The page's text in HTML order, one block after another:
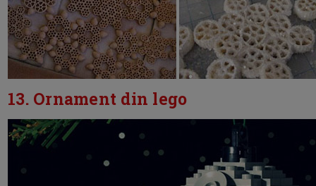
13. Ornament din lego